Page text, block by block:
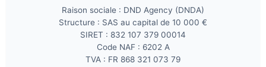
Raison sociale : DND Agency (DNDA)
Structure : SAS au capital de 10 000 €
SIRET : 832 107 379 00014
Code NAF : 6202 A
TVA : FR 868 321 073 79